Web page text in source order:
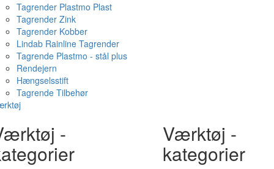
Tagrender Plastmo Plast
Tagrender Zink
Tagrender Kobber
Lindab Rainline Tagrender
Tagrende Plastmo - stål plus
Rendejern
Hængselsstift
Tagrende Tilbehør
- Værktøj -
kategorier